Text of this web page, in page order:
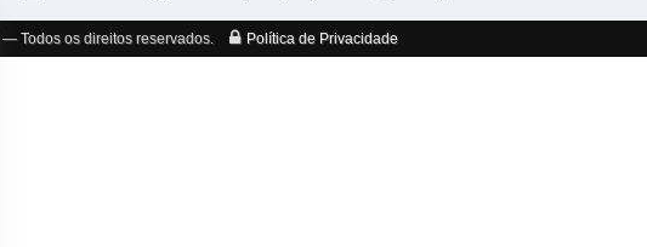
— Todos os direitos reservados. Política de Privacidade